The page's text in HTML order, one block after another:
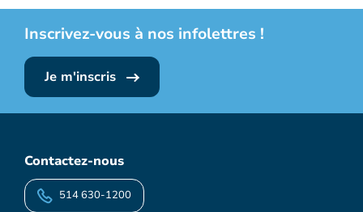
Inscrivez-vous à nos infolettres !
Je m'inscris
Contactez-nous
514 630-1200